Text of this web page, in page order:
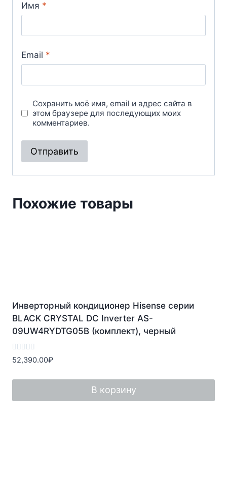
Имя *
Email *
Сохранить моё имя, email и адрес сайта в
этом браузере для последующих моих
комментариев.
Похожие товары
Инверторный кондиционер Hisense серии
BLACK CRYSTAL DC Inverter AS-
09UW4RYDTG05B (комплект), черный
Оценка
0
5
52,390.00₽
В корзину